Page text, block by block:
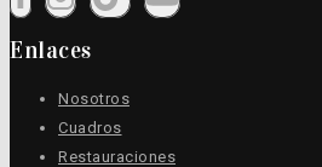
Enlaces
Nosotros
Cuadros
Restauraciones